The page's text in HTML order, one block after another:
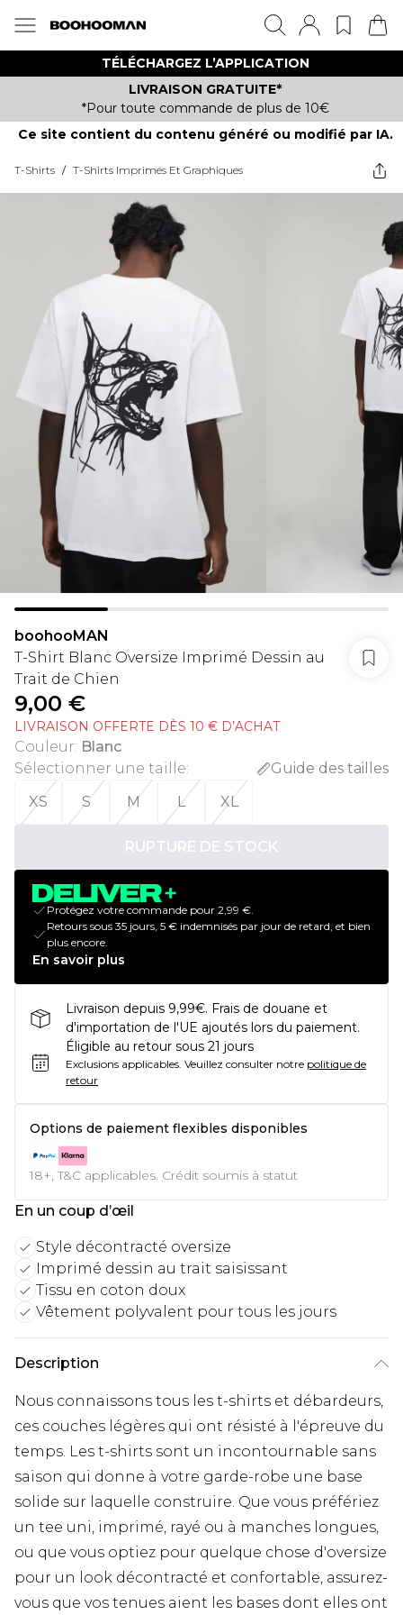
TÉLÉCHARGEZ L’APPLICATION
LIVRAISON GRATUITE*
*Pour toute commande de plus de 10€
Ce site contient du contenu généré ou modifié par IA.
T-Shirts / T-Shirts Imprimés Et Graphiques
boohooMAN
T-Shirt Blanc Oversize Imprimé Dessin au
Trait de Chien
9,00 €
LIVRAISON OFFERTE DÈS 10 € D’ACHAT
Couleur: Blanc
Sélectionner une taille:
Guide des tailles
XS
S M L XL
RUPTURE DE STOCK
Protégez votre commande pour 2,99 €.
Retours sous 35 jours, 5 € indemnisés par jour de retard, et bien
plus encore.
En savoir plus
Livraison depuis 9,99€. Frais de douane et
d'importation de l'UE ajoutés lors du paiement.
Éligible au retour sous 21 jours
Exclusions applicables. Veuillez consulter notre politique de
retour
Options de paiement flexibles disponibles
18+, T&C applicables. Crédit soumis à statut
En un coup d’œil
Style décontracté oversize
Imprimé dessin au trait saisissant
Tissu en coton doux
Vêtement polyvalent pour tous les jours
Description
Nous connaissons tous les t-shirts et débardeurs,
ces couches légères qui ont résisté à l'épreuve du
temps. Les t-shirts sont un incontournable sans
saison qui donne à votre garde-robe une base
solide sur laquelle construire. Que vous préfériez
un tee uni, imprimé, rayé ou à manches longues,
ou que vous optiez pour quelque chose d'oversize
pour un look décontracté et confortable, assurez-
vous que vos tenues aient les bases dont elles ont